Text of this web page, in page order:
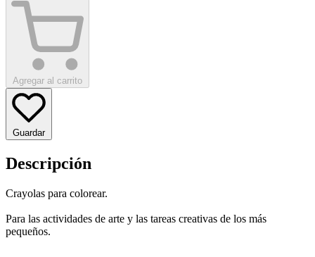
Agregar al carrito
Guardar
Descripción
Crayolas para colorear.
Para las actividades de arte y las tareas creativas de los más
pequeños.